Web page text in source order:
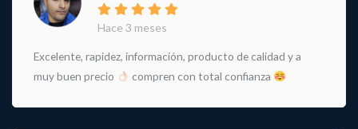
Hace 3 meses
Excelente, rapidez, información, producto de calidad y a
muy buen precio
compren con total confianza